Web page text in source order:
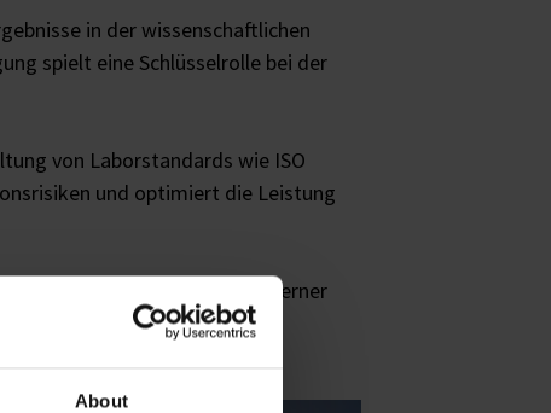
About
in der wissenschaftlichen
spielt eine Schlüsselrolle bei der
von Laborstandards wie ISO
und optimiert die Leistung
um den Anforderungen moderner